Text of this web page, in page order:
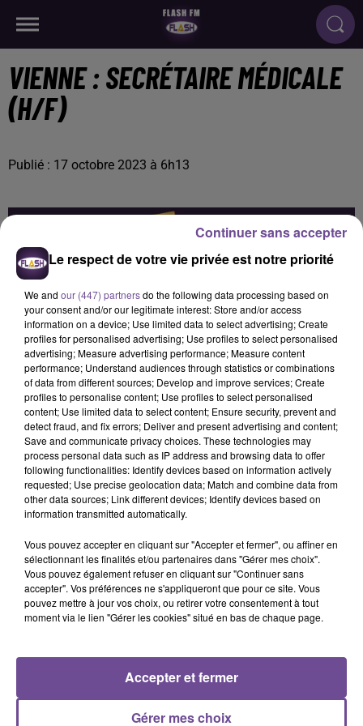
VIENNE : SECRÉTAIRE MÉDICALE
(H/F)
Publié : 17 octobre 2023 à 6h13
Une société de Poitiers recherche une secrétaire médicale
(H/F). Vos missions : accueil téléphonique des patients,
gestion téléphonique (prise de RDV, informations…), suivi et
mise à jour du dossier administratif des patients et
réalisation de toutes les tâches nécessaires au bon
fonctionnement du service. Idéalement, une expérience d'un
an minimum en cabinet médical ou secteur hospitalier serait
Référence de l’offre Pôle Emploi : 163GMQF
RADIO ACTUS
Le respect de votre vie privée est notre priorité
We and our (447) partnersdo the following data processing based on
your consent and/or our legitimate interest: Store and/or access
information on a device; Use limited data to select advertising; Create
profiles for personalised advertising; Use profiles to select personalised
advertising; Measure advertising performance; Measure content
performance; Understand audiences through statistics or combinations
of data from different sources; Develop and improve services; Create
profiles to personalise content; Use profiles to select personalised
content; Use limited data to select content; Ensure security, prevent and
detect fraud, and fix errors; Deliver and present advertising and content;
Save and communicate privacy choices. These technologies may
process personal data such as IP address and browsing data to offer
following functionalities: Identify devices based on information actively
requested; Use precise geolocation data; Match and combine data from
other data sources; Link different devices; Identify devices based on
information transmitted automatically.
Vous pouvez accepter en cliquant sur "Accepter et fermer", ou affiner en
sélectionnant les finalités et/ou partenaires dans "Gérer mes choix".
Vous pouvez également refuser en cliquant sur "Continuer sans
accepter". Vos préférences ne s'appliqueront que pour ce site. Vous
pouvez mettre à jour vos choix, ou retirer votre consentement à tout
moment via le lien "Gérer les cookies" situé en bas de chaque page.
Gérer mes choix
Accepter et fermer
Continuer sans accepter